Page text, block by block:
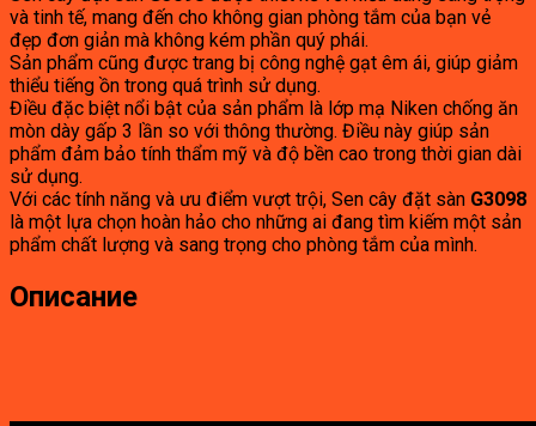
và tinh tế, mang đến cho không gian phòng tắm của bạn vẻ
đẹp đơn giản mà không kém phần quý phái.
Sản phẩm cũng được trang bị công nghệ gạt êm ái, giúp giảm
thiểu tiếng ồn trong quá trình sử dụng.
Điều đặc biệt nổi bật của sản phẩm là lớp mạ Niken chống ăn
mòn dày gấp 3 lần so với thông thường. Điều này giúp sản
phẩm đảm bảo tính thẩm mỹ và độ bền cao trong thời gian dài
sử dụng.
Với các tính năng và ưu điểm vượt trội, Sen cây đặt sàn G3098
là một lựa chọn hoàn hảo cho những ai đang tìm kiếm một sản
phẩm chất lượng và sang trọng cho phòng tắm của mình.
Описание